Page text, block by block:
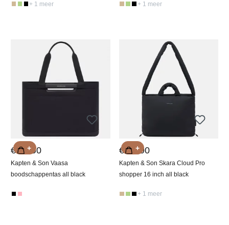
+ 1 meer + 1 meer
€ 69,90
Kapten & Son Vaasa
boodschappentas all black
+ € 99,90
Kapten & Son Skara Cloud Pro
shopper 16 inch all black
+
+ 1 meer